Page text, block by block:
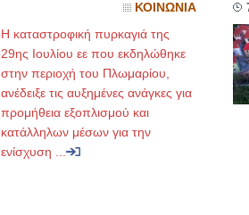
ΚΟΙΝΩΝΙΑ
Η καταστροφική πυρκαγιά της
29ης Ιουλίου εε που εκδηλώθηκε
στην περιοχή του Πλωμαρίου,
ανέδειξε τις αυξημένες ανάγκες για
προμήθεια εξοπλισμού και
κατάλληλων μέσων για την
ενίσχυση ...